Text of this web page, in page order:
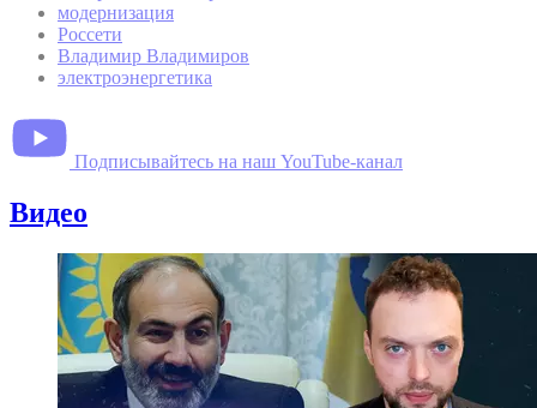
модернизация
Россети
Владимир Владимиров
электроэнергетика
Подписывайтесь на наш YouTube-канал
Видео